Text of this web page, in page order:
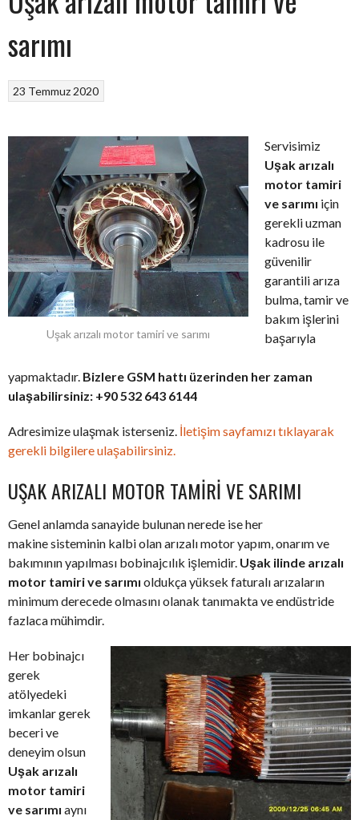
sarımı
23 Temmuz 2020
Uşak arızalı motor tamiri ve sarımı
Servisimiz
Uşak arızalı
motor tamiri
ve sarımı için
gerekli uzman
kadrosu ile
güvenilir
garantili arıza
bulma, tamir ve
bakım işlerini
başarıyla
yapmaktadır. Bizlere GSM hattı üzerinden her zaman
ulaşabilirsiniz: +90 532 643 6144
Adresimize ulaşmak isterseniz. İletişim sayfamızı tıklayarak
gerekli bilgilere ulaşabilirsiniz.
UŞAK ARIZALI MOTOR TAMIRI VE SARIMI
Genel anlamda sanayide bulunan nerede ise her
makine sisteminin kalbi olan arızalı motor yapım, onarım ve
bakımının yapılması bobinajcılık işlemidir. Uşak ilinde arızalı
motor tamiri ve sarımı oldukça yüksek faturalı arızaların
minimum derecede olmasını olanak tanımakta ve endüstride
fazlaca mühimdir.
Her bobinajcı
gerek
atölyedeki
imkanlar gerek
beceri ve
deneyim olsun
Uşak arızalı
motor tamiri
ve sarımı aynı